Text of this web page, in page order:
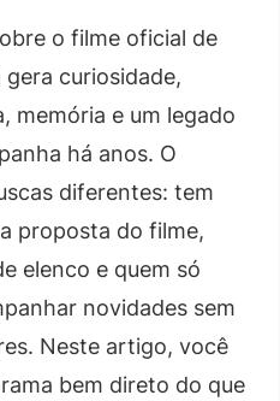
o filme oficial de
curiosidade,
memória e um legado
há anos. O
diferentes: tem
proposta do filme,
elenco e quem só
novidades sem
Neste artigo, você
bem direto do que